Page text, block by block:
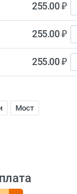
255.00 ₽
255.00 ₽
255.00 ₽
Мост